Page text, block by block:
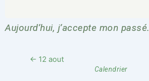
Aujourd’hui, j’accepte mon passé.
← 12 aout
Calendrier